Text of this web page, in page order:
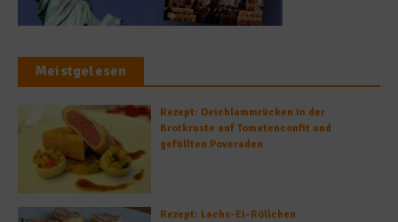
Meistgelesen
Rezept: Deichlammrücken in der
Brotkruste auf Tomatenconfit und
gefüllten Poveraden
Rezept: Lachs-Ei-Röllchen